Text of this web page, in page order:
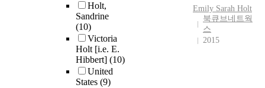
Holt,
Sandrine
(10)
Victoria
Holt [i.e. E.
Hibbert] (10)
United
States (9)
Emily Sarah Holt
북큐브네트웍
스
2015